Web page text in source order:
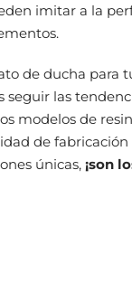
imitar a la
de ducha para
seguir las
modelos de
de
únicas, ¡son